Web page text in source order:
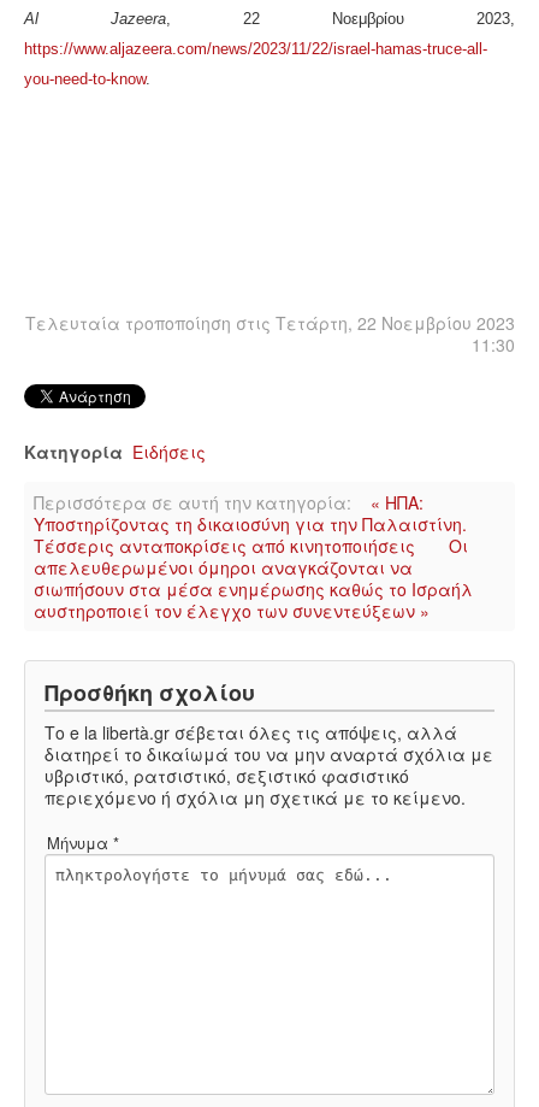
Al Jazeera, 22 Νοεμβρίου 2023,
https://www.aljazeera.com/news/2023/11/22/israel-hamas-truce-all-
you-need-to-know.
Τελευταία τροποποίηση στις Τετάρτη, 22 Νοεμβρίου 2023
11:30
Κατηγορία Ειδήσεις
Περισσότερα σε αυτή την κατηγορία:
« ΗΠΑ:
Υποστηρίζοντας τη δικαιοσύνη για την Παλαιστίνη.
Τέσσερις ανταποκρίσεις από κινητοποιήσεις
Οι
απελευθερωμένοι όμηροι αναγκάζονται να
σιωπήσουν στα μέσα ενημέρωσης καθώς το Ισραήλ
αυστηροποιεί τον έλεγχο των συνεντεύξεων »
Προσθήκη σχολίου
Το e la libertà.gr σέβεται όλες τις απόψεις, αλλά
διατηρεί το δικαίωμά του να μην αναρτά σχόλια με
υβριστικό, ρατσιστικό, σεξιστικό φασιστικό
περιεχόμενο ή σχόλια μη σχετικά με το κείμενο.
Μήνυμα *